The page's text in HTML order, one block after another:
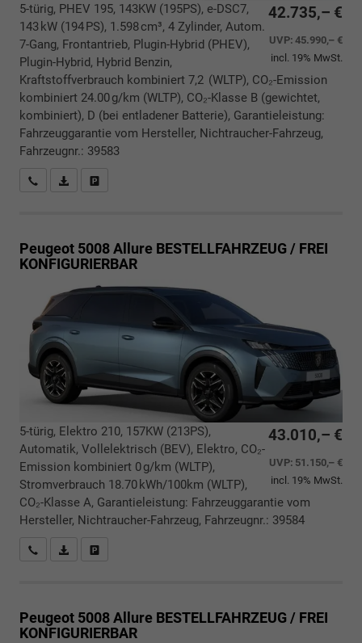
42.735,– €
UVP:45.990,– €
incl. 19% MwSt.
5-türig, PHEV 195, 143KW (195PS), e-DSC7,
143 kW (194 PS), 1.598 cm³, 4 Zylinder, Autom.
7-Gang, Frontantrieb, Plugin-Hybrid (PHEV),
Plugin-Hybrid, Hybrid Benzin,
Kraftstoffverbrauch kombiniert 7,2 (WLTP), CO₂-Emission
kombiniert 24.00 g/km (WLTP), CO₂-Klasse B (gewichtet,
kombiniert), D (bei entladener Batterie), Garantieleistung:
Fahrzeuggarantie vom Hersteller, Nichtraucher-Fahrzeug,
Fahrzeugnr.: 39583
Rückrufbitte absenden
PDF-Datei, Fahrzeugexposé drucken
Peugeot 5008Allure BESTELLFAHRZEUG / FREI
KONFIGURIERBAR
43.010,– €
UVP: 51.150,– €
incl. 19% MwSt.
5-türig, Elektro 210, 157KW (213PS),
Automatik, Vollelektrisch (BEV), Elektro, CO₂-
Emission kombiniert 0 g/km (WLTP),
Stromverbrauch 18.70 kWh/100km (WLTP),
CO₂-Klasse A, Garantieleistung: Fahrzeuggarantie vom
Hersteller, Nichtraucher-Fahrzeug, Fahrzeugnr.: 39584
Rückrufbitte absenden
PDF-Datei, Fahrzeugexposé drucken
Peugeot 5008Allure BESTELLFAHRZEUG / FREI
KONFIGURIERBAR